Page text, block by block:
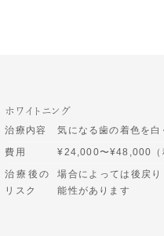
ホワイトニング
治療内容
気になる歯の着色を白
費用
¥24,000〜¥48,000（
治療後の
リスク
場合によっては後戻
能性があります